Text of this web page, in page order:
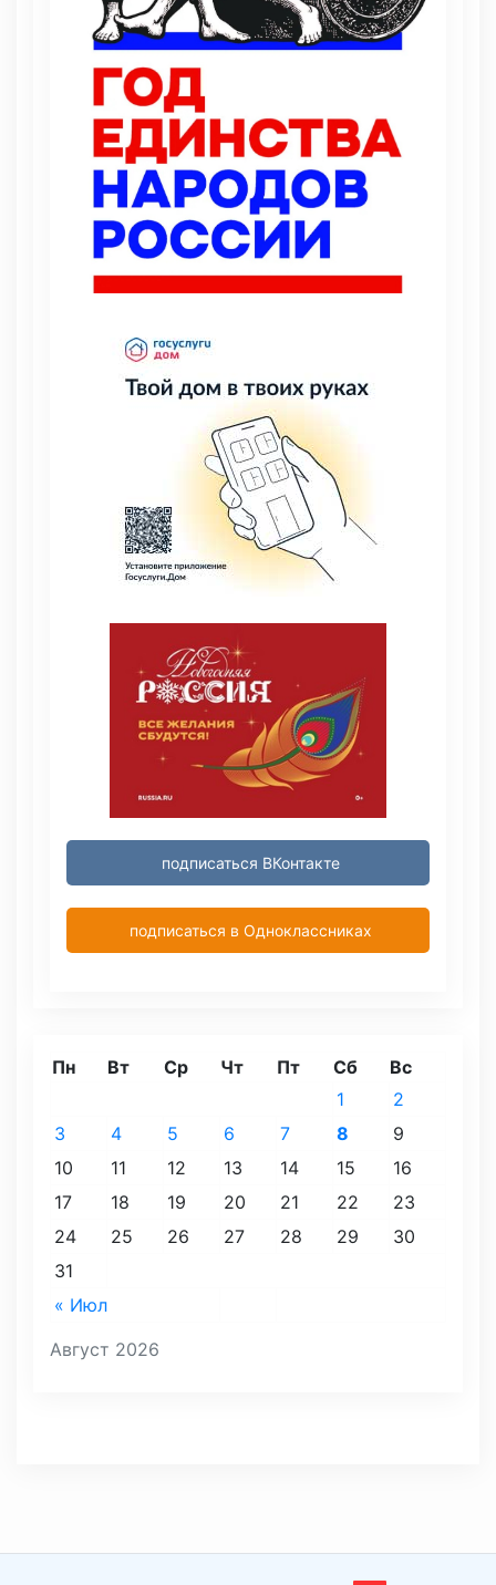
подписаться ВКонтакте
подписаться в Одноклассниках
Август 2026
Пн Вт Ср Чт Пт Сб Вс
« Июл
1
2
3
4 5 6 7 8
9
10
11 12 13 14 15
16
17
18 19 20 21 22
23
24
25 26 27 28 29
30
31